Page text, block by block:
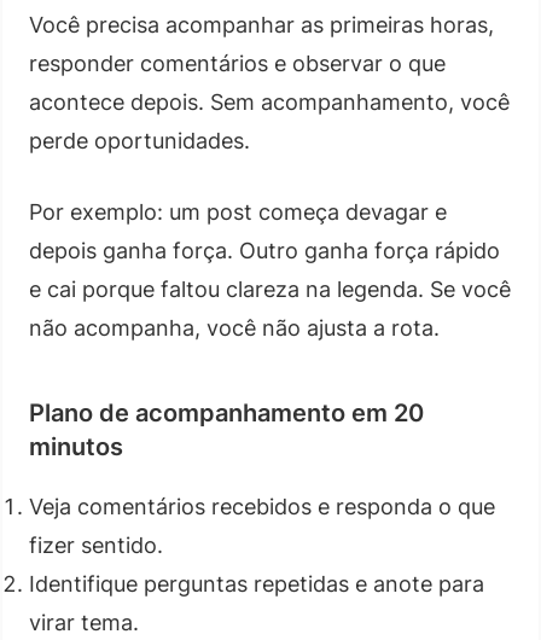
Você precisa acompanhar as primeiras horas,
responder comentários e observar o que
acontece depois. Sem acompanhamento, você
perde oportunidades.
Por exemplo: um post começa devagar e
depois ganha força. Outro ganha força rápido
e cai porque faltou clareza na legenda. Se você
não acompanha, você não ajusta a rota.
Plano de acompanhamento em 20
minutos
Veja comentários recebidos e responda o que
fizer sentido.
Identifique perguntas repetidas e anote para
virar tema.